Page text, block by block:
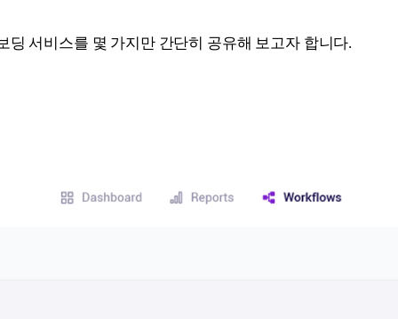
서비스를 몇 가지만 간단히 공유해 보고자 합니다.